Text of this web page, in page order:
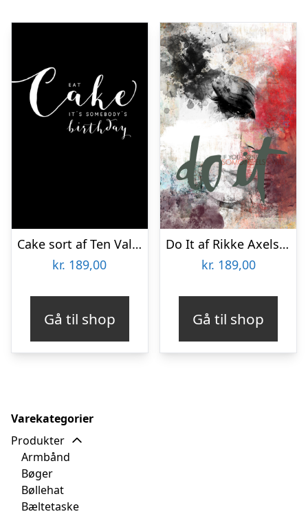
Cake sort af Ten Valleys
kr. 189,00
Gå til shop
Do It af Rikke Axelsen
kr. 189,00
Gå til shop
Varekategorier
Produkter
Armbånd
Bøger
Bøllehat
Bæltetaske